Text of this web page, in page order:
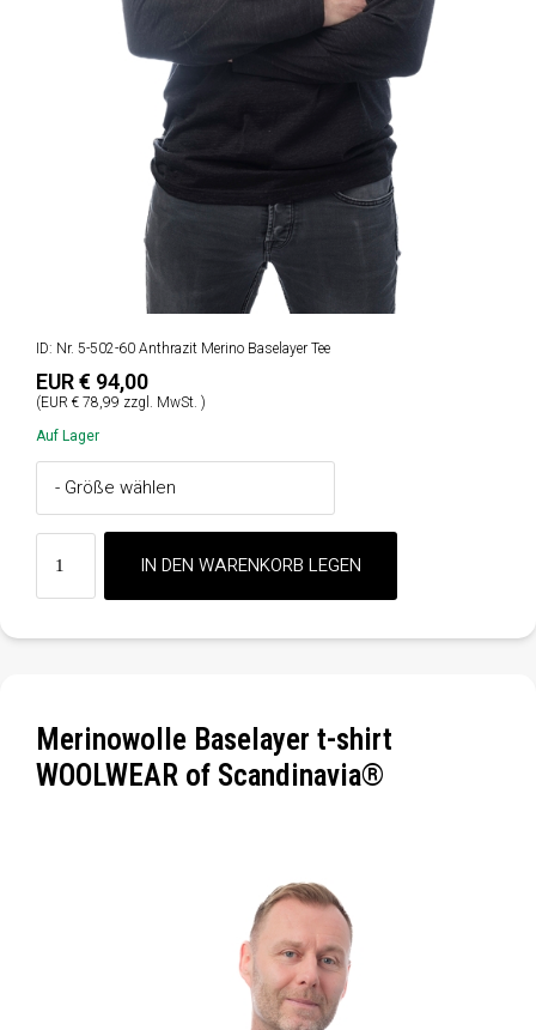
ID: Nr. 5-502-60 Anthrazit Merino Baselayer Tee
EUR € 94,00
(EUR € 78,99 zzgl. MwSt. )
Auf Lager
Merinowolle Baselayer t-shirt
WOOLWEAR of Scandinavia®